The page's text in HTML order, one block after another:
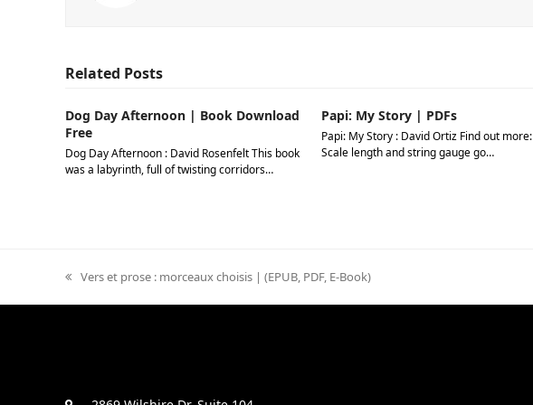
Related Posts
Dog Day Afternoon | Book Download
Free
Dog Day Afternoon : David Rosenfelt This book
was a labyrinth, full of twisting corridors…
Papi: My Story | PDFs
Papi: My Story : David Ortiz Find out more:
Scale length and string gauge go…
previous
Vers et prose : morceaux choisis | (EPUB, PDF, E-Book)